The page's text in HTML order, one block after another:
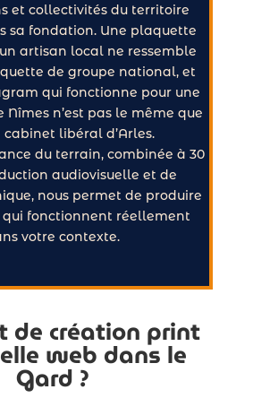
et collectivités du territoire
sa fondation. Une plaquette
artisan local ne ressemble
de groupe national, et
qui fonctionne pour une
n’est pas le même que
cabinet libéral d’Arles.
du terrain, combinée à 30
audiovisuelle et de
nous permet de produire
qui fonctionnent réellement
votre contexte.
de création print
web dans le
Gard ?